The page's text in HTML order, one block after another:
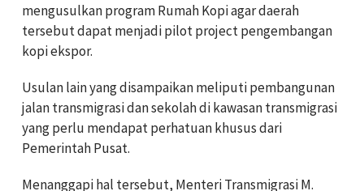
mengusulkan program Rumah Kopi agar daerah
tersebut dapat menjadi pilot project pengembangan
kopi ekspor.
Usulan lain yang disampaikan meliputi pembangunan
jalan transmigrasi dan sekolah di kawasan transmigrasi
yang perlu mendapat perhatuan khusus dari
Pemerintah Pusat.
Menanggapi hal tersebut, Menteri Transmigrasi M.